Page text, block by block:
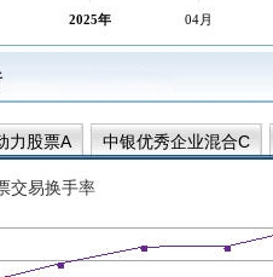
2025年 04月
力股票A 中银优秀企业混合C
交易换手率